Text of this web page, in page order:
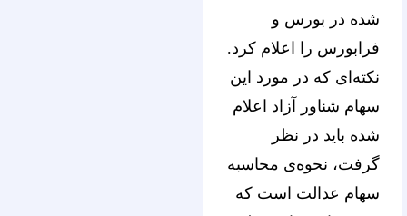
‌شده در بورس و
فرابورس را اعلام کرد.
نکته‌ای که در مورد این
سهام شناور آزاد اعلام
شده باید در نظر
گرفت، نحوه‌ی محاسبه
سهام عدالت است که